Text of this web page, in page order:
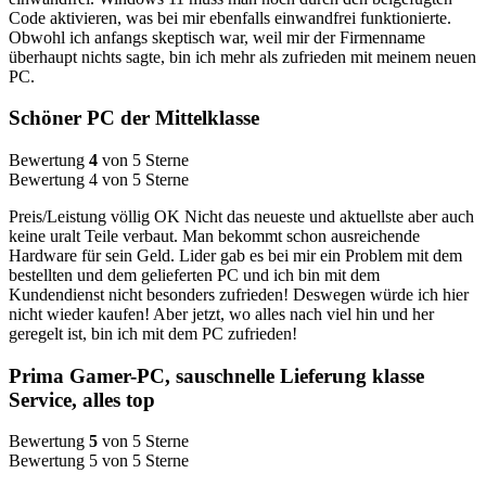
Code aktivieren, was bei mir ebenfalls einwandfrei funktionierte.
Obwohl ich anfangs skeptisch war, weil mir der Firmenname
überhaupt nichts sagte, bin ich mehr als zufrieden mit meinem neuen
PC.
Schöner PC der Mittelklasse
Bewertung 4 von 5 Sterne
Bewertung 4 von 5 Sterne
Preis/Leistung völlig OK Nicht das neueste und aktuellste aber auch
keine uralt Teile verbaut. Man bekommt schon ausreichende
Hardware für sein Geld. Lider gab es bei mir ein Problem mit dem
bestellten und dem gelieferten PC und ich bin mit dem
Kundendienst nicht besonders zufrieden! Deswegen würde ich hier
nicht wieder kaufen! Aber jetzt, wo alles nach viel hin und her
geregelt ist, bin ich mit dem PC zufrieden!
Prima Gamer-PC, sauschnelle Lieferung klasse
Service, alles top
Bewertung 5 von 5 Sterne
Bewertung 5 von 5 Sterne